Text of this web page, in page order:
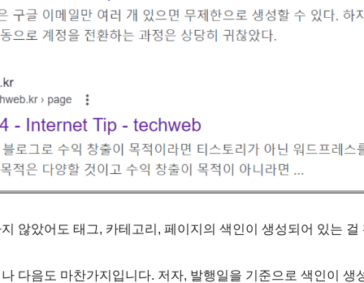
않았어도 태그, 카테고리, 페이지의 색인이 생성되어 있는 걸
다음도 마찬가지입니다. 저자, 발행일을 기준으로 색인이 생